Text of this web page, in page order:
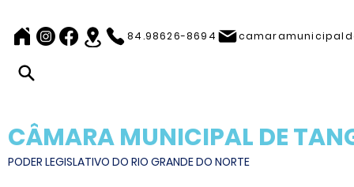
84.98626-8694
CÂMARA MUNICIPAL DE
PODER LEGISLATIVO DO RIO GRANDE DO NORTE